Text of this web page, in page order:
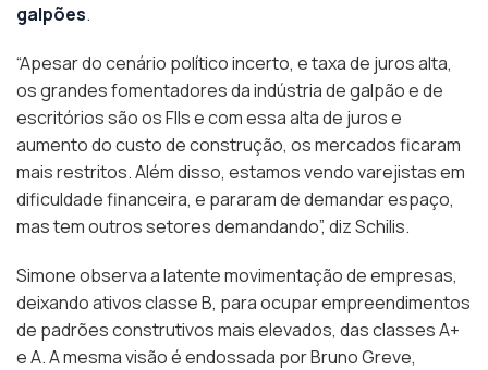
galpões.
“Apesar do cenário político incerto, e taxa de juros alta,
os grandes fomentadores da indústria de galpão e de
escritórios são os FIIs e com essa alta de juros e
aumento do custo de construção, os mercados ficaram
mais restritos. Além disso, estamos vendo varejistas em
dificuldade financeira, e pararam de demandar espaço,
mas tem outros setores demandando”, diz Schilis.
Simone observa a latente movimentação de empresas,
deixando ativos classe B, para ocupar empreendimentos
de padrões construtivos mais elevados, das classes A+
e A. A mesma visão é endossada por Bruno Greve,